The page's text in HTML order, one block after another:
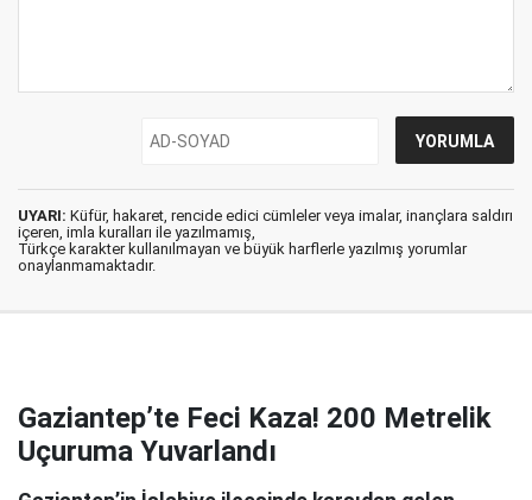
UYARI: Küfür, hakaret, rencide edici cümleler veya imalar, inançlara saldırı
içeren, imla kuralları ile yazılmamış,
Türkçe karakter kullanılmayan ve büyük harflerle yazılmış yorumlar
onaylanmamaktadır.
Gaziantep’te Feci Kaza! 200 Metrelik
Uçuruma Yuvarlandı